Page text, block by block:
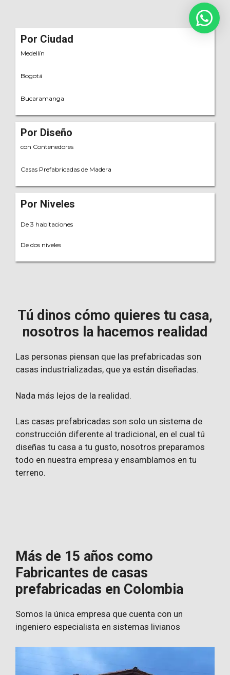
Por Ciudad
Medellín
Bogotá
Bucaramanga
Por Diseño
con Contenedores
Casas Prefabricadas de Madera
Por Niveles
De 3 habitaciones
De dos niveles
Tú dinos cómo quieres tu casa,
nosotros la hacemos realidad
Las personas piensan que las prefabricadas son
casas industrializadas, que ya están diseñadas.
Nada más lejos de la realidad.
Las casas prefabricadas son solo un sistema de
construcción diferente al tradicional, en el cual tú
diseñas tu casa a tu gusto, nosotros preparamos
todo en nuestra empresa y ensamblamos en tu
terreno.
Más de 15 años como
Fabricantes de casas
prefabricadas en Colombia
Somos la única empresa que cuenta con un
ingeniero especialista en sistemas livianos